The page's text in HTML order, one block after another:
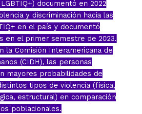
LGBTIQ+) documentó en 2022
y discriminación hacia las
en el país y documentó
en el primer semestre de 2023.
la Comisión Interamericana de
(CIDH), las personas
mayores probabilidades de
tipos de violencia (física,
estructural) en comparación
poblacionales.